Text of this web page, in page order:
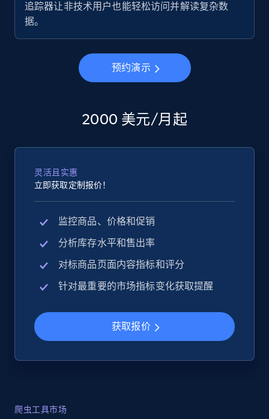
追踪器让非技术用户也能轻松访问并解读复杂数
据。
预约演示
2000 美元/月起
灵活且实惠
立即获取定制报价！
监控商品、价格和促销
分析库存水平和售出率
对标商品页面内容指标和评分
针对最重要的市场指标变化获取提醒
获取报价
爬虫工具市场